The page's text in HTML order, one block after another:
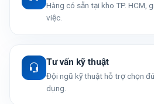
Hàng có sẵn tại kho TP. HCM,
việc.
Tư vấn kỹ thuật
Đội ngũ kỹ thuật hỗ trợ chọn
dụng.